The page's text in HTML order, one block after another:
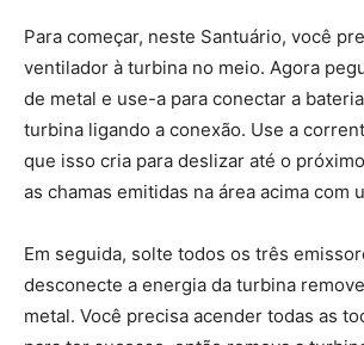
Para começar, neste Santuário, você
ventilador à turbina no meio. Agora
de metal e use-a para conectar a
turbina ligando a conexão. Use a
que isso cria para deslizar até o
as chamas emitidas na área acima com
Em seguida, solte todos os três
desconecte a energia da turbina
metal. Você precisa acender todas as